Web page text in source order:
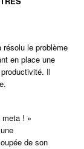
résolu le problème
en place une
Il
meta ! »
de son